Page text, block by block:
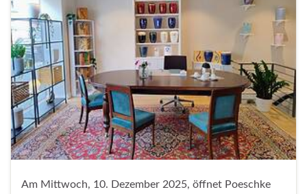
Am Mittwoch, 10. Dezember 2025, öffnet Poeschke